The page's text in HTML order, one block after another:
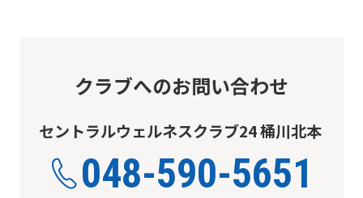
クラブへのお問い合わせ
セントラルウェルネスクラブ24 桶川北本
048-590-5651